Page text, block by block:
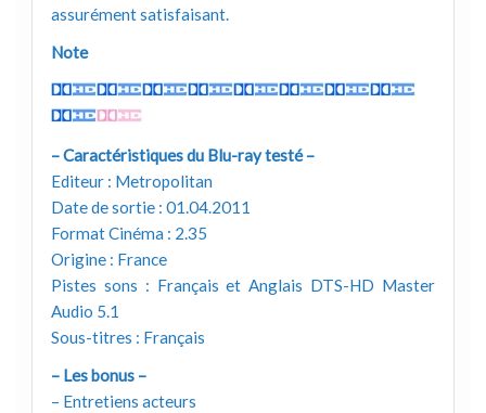
assurément satisfaisant.
Note
– Caractéristiques du Blu-ray testé –
Editeur : Metropolitan
Date de sortie : 01.04.2011
Format Cinéma : 2.35
Origine : France
Pistes sons : Français et Anglais DTS-HD Master
Audio 5.1
Sous-titres : Français
– Les bonus –
– Entretiens acteurs